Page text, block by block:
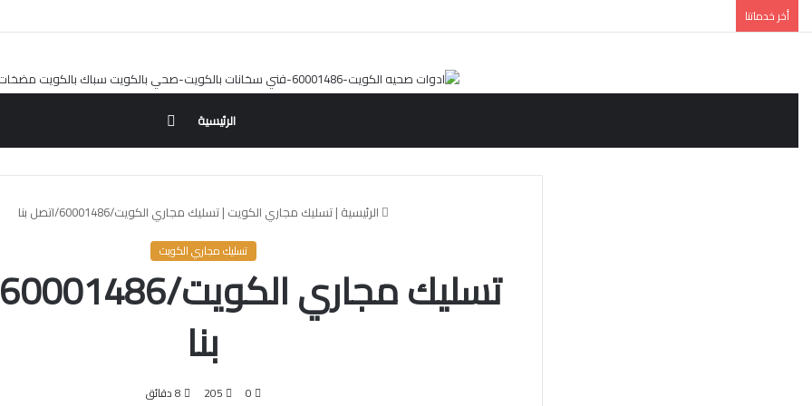
أخر خدماتنا
الرئيسية
عن
الرئيسية |تسليك مجاري الكويت |تسليك مجاري الكويت/60001486/اتصل بنا
تسليك مجاري الكويت
بنا
0
205